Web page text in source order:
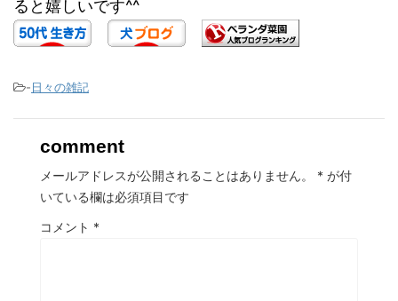
ると嬉しいです^^
-日々の雑記
comment
メールアドレスが公開されることはありません。 * が付
いている欄は必須項目です
コメント *